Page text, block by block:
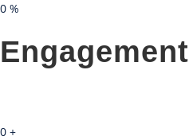
0 %
Engagement
0 +